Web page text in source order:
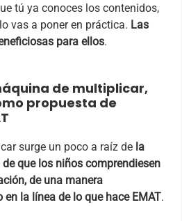
tú ya conoces los contenidos,
vas a poner en práctica. Las
para ellos.
de multiplicar,
propuesta de
surge un poco a raíz de la
que los niños comprendiesen
de una manera
la línea de lo que hace EMAT.